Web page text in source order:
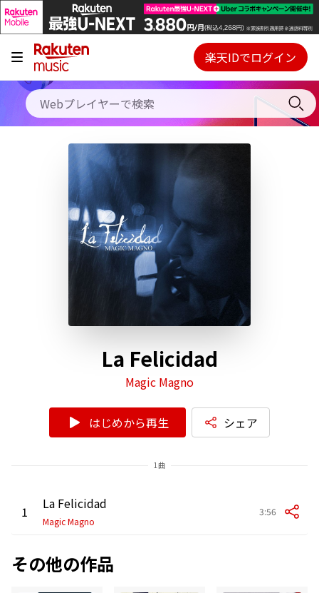
キャンペーン
料金プラン
使い方
初回30日間無料お試し
Webプレイヤー
ご契約内容の確認・変更
楽天IDでログイン
La Felicidad
Magic Magno
はじめから再生 シェア
1曲
1 La Felicidad
Magic Magno
3:56
その他の作品